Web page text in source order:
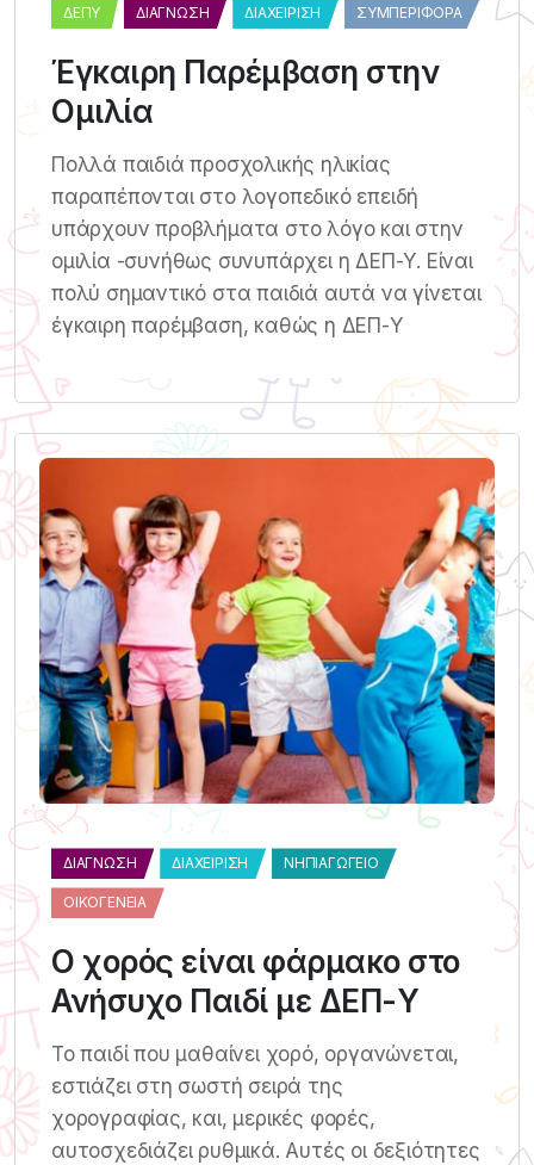
ΔΕΠΥ ΔΙΆΓΝΩΣΗ ΔΙΑΧΕΊΡΙΣΗ ΣΥΜΠΕΡΙΦΟΡΆ
Έγκαιρη Παρέμβαση στην
Ομιλία
Πολλά παιδιά προσχολικής ηλικίας
παραπέπονται στο λογοπεδικό επειδή
υπάρχουν προβλήματα στο λόγο και στην
ομιλία -συνήθως συνυπάρχει η ΔΕΠ-Υ. Είναι
πολύ σημαντικό στα παιδιά αυτά να γίνεται
έγκαιρη παρέμβαση, καθώς η ΔΕΠ-Υ
ΔΙΆΓΝΩΣΗ ΔΙΑΧΕΊΡΙΣΗ ΝΗΠΙΑΓΩΓΕΊΟ
ΟΙΚΟΓΈΝΕΙΑ
Ο χορός είναι φάρμακο στο
Ανήσυχο Παιδί με ΔΕΠ-Υ
Το παιδί που μαθαίνει χορό, οργανώνεται,
εστιάζει στη σωστή σειρά της
χορογραφίας, και, μερικές φορές,
αυτοσχεδιάζει ρυθμικά. Αυτές οι δεξιότητες